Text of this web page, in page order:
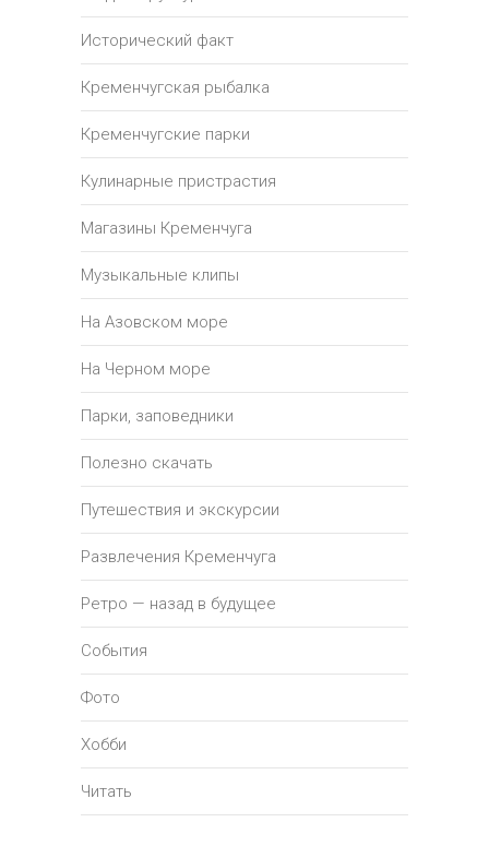
Исторический факт
Кременчугская рыбалка
Кременчугские парки
Кулинарные пристрастия
Магазины Кременчуга
Музыкальные клипы
На Азовском море
На Черном море
Парки, заповедники
Полезно скачать
Путешествия и экскурсии
Развлечения Кременчуга
Ретро — назад в будущее
События
Фото
Хобби
Читать